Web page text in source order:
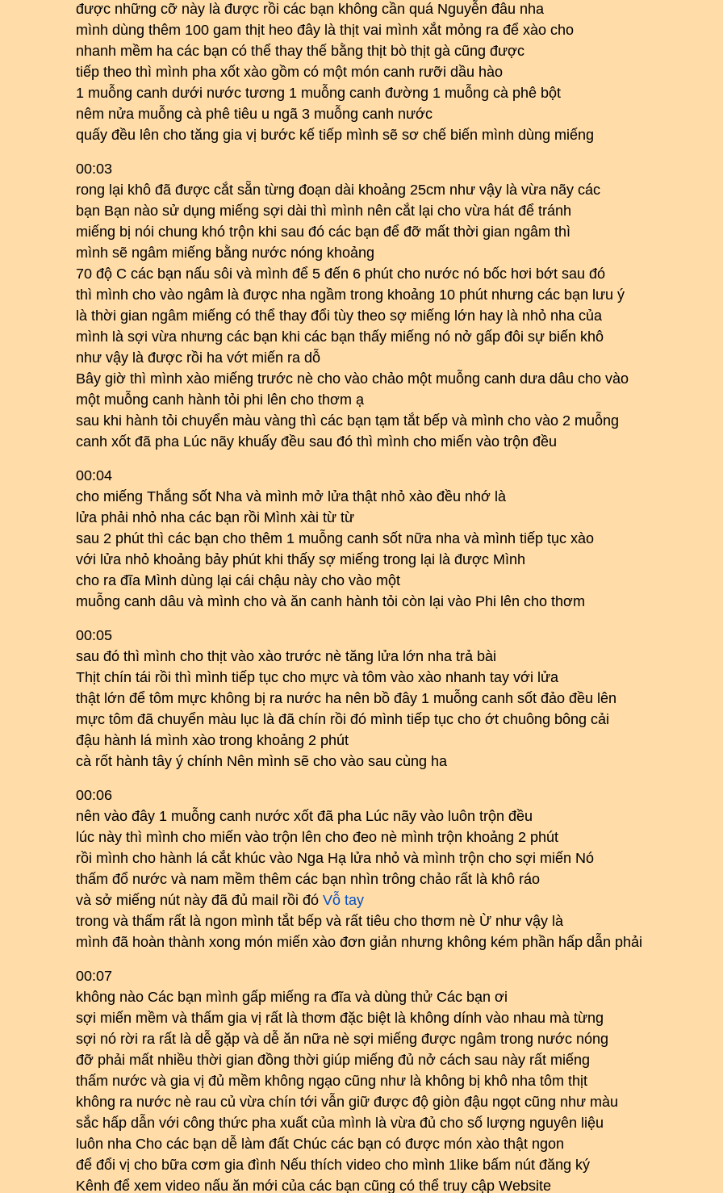
được những cỡ này là được rồi các bạn không cần quá Nguyễn đâu nha
mình dùng thêm 100 gam thịt heo đây là thịt vai mình xắt mỏng ra để xào cho
nhanh mềm ha các bạn có thể thay thế bằng thịt bò thịt gà cũng được
tiếp theo thì mình pha xốt xào gồm có một món canh rưỡi dầu hào
1 muỗng canh dưới nước tương 1 muỗng canh đường 1 muỗng cà phê bột
nêm nửa muỗng cà phê tiêu u ngã 3 muỗng canh nước
quấy đều lên cho tăng gia vị bước kế tiếp mình sẽ sơ chế biến mình dùng miếng
00:03
rong lại khô đã được cắt sẵn từng đoạn dài khoảng 25cm như vậy là vừa nãy các
bạn Bạn nào sử dụng miếng sợi dài thì mình nên cắt lại cho vừa hát để tránh
miếng bị nói chung khó trộn khi sau đó các bạn để đỡ mất thời gian ngâm thì
mình sẽ ngâm miếng bằng nước nóng khoảng
70 độ C các bạn nấu sôi và mình để 5 đến 6 phút cho nước nó bốc hơi bớt sau đó
thì mình cho vào ngâm là được nha ngầm trong khoảng 10 phút nhưng các bạn lưu ý
là thời gian ngâm miếng có thể thay đổi tùy theo sợ miếng lớn hay là nhỏ nha của
mình là sợi vừa nhưng các bạn khi các bạn thấy miếng nó nở gấp đôi sự biến khô
như vậy là được rồi ha vớt miến ra dỗ
Bây giờ thì mình xào miếng trước nè cho vào chảo một muỗng canh dưa dâu cho vào
một muỗng canh hành tỏi phi lên cho thơm ạ
sau khi hành tỏi chuyển màu vàng thì các bạn tạm tắt bếp và mình cho vào 2 muỗng
canh xốt đã pha Lúc nãy khuấy đều sau đó thì mình cho miến vào trộn đều
00:04
cho miếng Thắng sốt Nha và mình mở lửa thật nhỏ xào đều nhớ là
lửa phải nhỏ nha các bạn rồi Mình xài từ từ
sau 2 phút thì các bạn cho thêm 1 muỗng canh sốt nữa nha và mình tiếp tục xào
với lửa nhỏ khoảng bảy phút khi thấy sợ miếng trong lại là được Mình
cho ra đĩa Mình dùng lại cái chậu này cho vào một
muỗng canh dâu và mình cho và ăn canh hành tỏi còn lại vào Phi lên cho thơm
00:05
sau đó thì mình cho thịt vào xào trước nè tăng lửa lớn nha trả bài
Thịt chín tái rồi thì mình tiếp tục cho mực và tôm vào xào nhanh tay với lửa
thật lớn để tôm mực không bị ra nước ha nên bồ đây 1 muỗng canh sốt đảo đều lên
mực tôm đã chuyển màu lục là đã chín rồi đó mình tiếp tục cho ớt chuông bông cải
đậu hành lá mình xào trong khoảng 2 phút
cà rốt hành tây ý chính Nên mình sẽ cho vào sau cùng ha
00:06
nên vào đây 1 muỗng canh nước xốt đã pha Lúc nãy vào luôn trộn đều
lúc này thì mình cho miến vào trộn lên cho đeo nè mình trộn khoảng 2 phút
rồi mình cho hành lá cắt khúc vào Nga Hạ lửa nhỏ và mình trộn cho sợi miến Nó
thấm đổ nước và nam mềm thêm các bạn nhìn trông chảo rất là khô ráo
và sở miếng nút này đã đủ mail rồi đó Vỗ tay
trong và thấm rất là ngon mình tắt bếp và rất tiêu cho thơm nè Ừ như vậy là
mình đã hoàn thành xong món miến xào đơn giản nhưng không kém phần hấp dẫn phải
00:07
không nào Các bạn mình gấp miếng ra đĩa và dùng thử Các bạn ơi
sợi miến mềm và thấm gia vị rất là thơm đặc biệt là không dính vào nhau mà từng
sợi nó rời ra rất là dễ gặp và dễ ăn nữa nè sợi miếng được ngâm trong nước nóng
đỡ phải mất nhiều thời gian đồng thời giúp miếng đủ nở cách sau này rất miếng
thấm nước và gia vị đủ mềm không ngạo cũng như là không bị khô nha tôm thịt
không ra nước nè rau củ vừa chín tới vẫn giữ được độ giòn đậu ngọt cũng như màu
sắc hấp dẫn với công thức pha xuất của mình là vừa đủ cho số lượng nguyên liệu
luôn nha Cho các bạn dễ làm đất Chúc các bạn có được món xào thật ngon
để đổi vị cho bữa cơm gia đình Nếu thích video cho mình 1like bấm nút đăng ký
Kênh để xem video nấu ăn mới của các bạn cũng có thể truy cập Website